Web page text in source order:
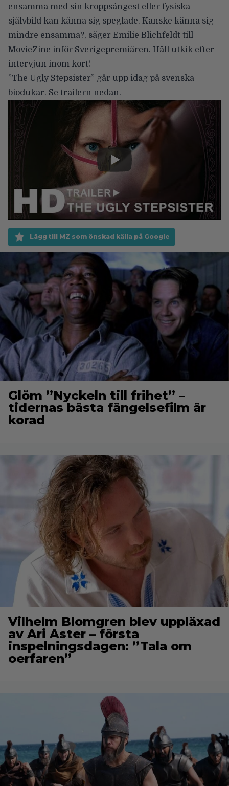
ensamma med sin kroppsångest eller fysiska
självbild kan känna sig speglade. Kanske känna sig
mindre ensamma?, säger Emilie Blichfeldt till
MovieZine inför Sverigepremiären. Håll utkik efter
intervjun inom kort!
”The Ugly Stepsister” går upp idag på svenska
biodukar. Se trailern nedan.
Lägg till MZ som önskad källa på Google
Glöm ”Nyckeln till frihet” –
tidernas bästa fängelsefilm är
korad
Vilhelm Blomgren blev uppläxad
av Ari Aster – första
inspelningsdagen: ”Tala om
oerfaren”